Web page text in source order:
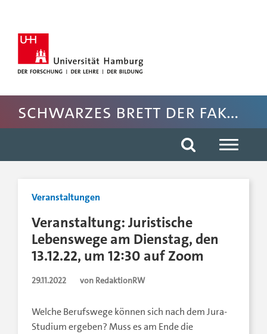
Rechte Spalte anspringen
Fussbereich der Seite anspringen
Schwarzes Brett der Fakultät für Rechtswissenschaft
Veranstaltungen
Veranstaltung: Juristische
Lebenswege am Dienstag, den
13.12.22, um 12:30 auf Zoom
29.11.2022 von RedaktionRW
Welche Berufswege können sich nach dem Jura‐
Studium ergeben? Muss es am Ende die